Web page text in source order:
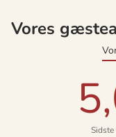
Vores